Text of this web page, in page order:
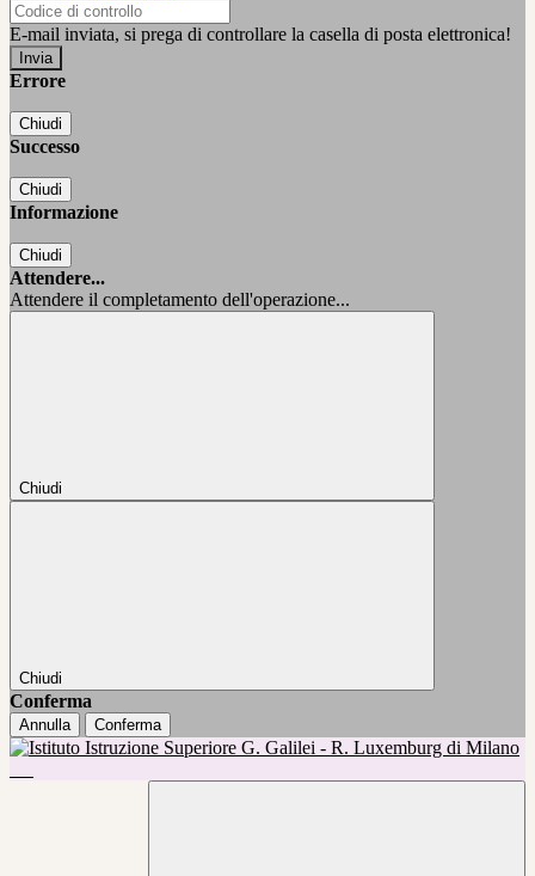
E-mail inviata, si prega di controllare la casella di posta elettronica!
Errore
Chiudi
Successo
Chiudi
Informazione
Chiudi
Attendere...
Attendere il completamento dell'operazione...
Chiudi
Chiudi
Conferma
Annulla Conferma